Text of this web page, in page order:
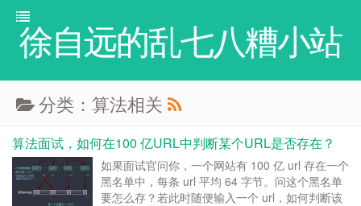
徐自远的乱七八糟小站
分类：算法相关
算法面试，如何在100 亿URL中判断某个URL是否存在？
如果面试官问你，一个网站有 100 亿 url 存在一个
黑名单中，每条 url 平均 64 字节。问这个黑名单
要怎么存？若此时随便输入一个 url，如何判断该